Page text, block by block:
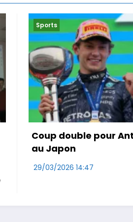
Sports
Le Maroc accroché
première de Mo
29/03/2026 10:47